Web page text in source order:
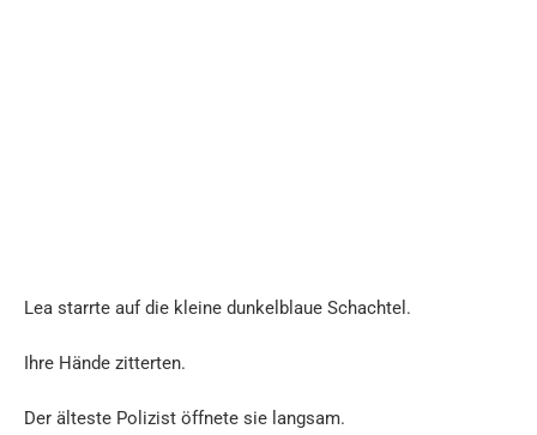
Lea starrte auf die kleine dunkelblaue Schachtel.
Ihre Hände zitterten.
Der älteste Polizist öffnete sie langsam.